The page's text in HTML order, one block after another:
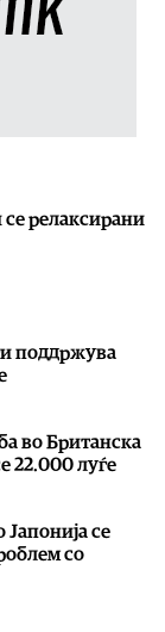
релаксирани
поддржува
во Британска
22.000 луѓе
се
со